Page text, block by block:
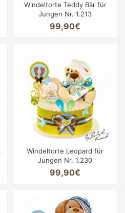
Windeltorte Teddy Bär für
Jungen Nr. 1.213
99,90€
Windeltorte Leopard für
Jungen Nr. 1.230
99,90€